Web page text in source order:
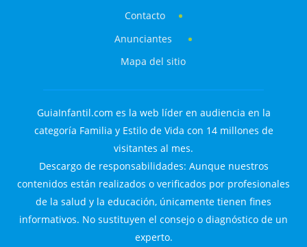
Contacto
Anunciantes
Mapa del sitio
GuiaInfantil.com es la web líder en audiencia en la
categoría Familia y Estilo de Vida con 14 millones de
visitantes al mes.
Descargo de responsabilidades: Aunque nuestros
contenidos están realizados o verificados por profesionales
de la salud y la educación, únicamente tienen fines
informativos. No sustituyen el consejo o diagnóstico de un
experto.